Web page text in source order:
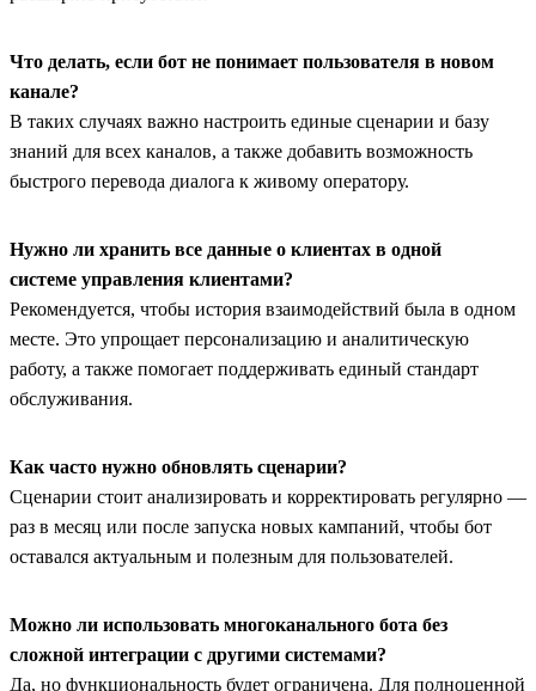
Что делать, если бот не понимает пользователя в новом
канале?
В таких случаях важно настроить единые сценарии и базу
знаний для всех каналов, а также добавить возможность
быстрого перевода диалога к живому оператору.
Нужно ли хранить все данные о клиентах в одной
системе управления клиентами?
Рекомендуется, чтобы история взаимодействий была в одном
месте. Это упрощает персонализацию и аналитическую
работу, а также помогает поддерживать единый стандарт
обслуживания.
Как часто нужно обновлять сценарии?
Сценарии стоит анализировать и корректировать регулярно —
раз в месяц или после запуска новых кампаний, чтобы бот
оставался актуальным и полезным для пользователей.
Можно ли использовать многоканального бота без
сложной интеграции с другими системами?
Да, но функциональность будет ограничена. Для полноценной